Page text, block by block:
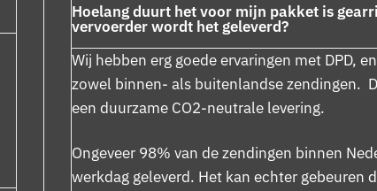
Hoelang duurt het voor mijn pakket is
vervoerder wordt het geleverd?
Wij hebben erg goede ervaringen met DPD,
zowel binnen- als buitenlandse zendingen.
een duurzame CO2-neutrale levering.
Ongeveer 98% van de zendingen binnen
werkdag geleverd. Het kan echter gebeuren